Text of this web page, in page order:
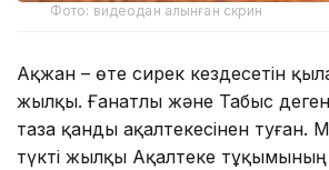
Фото: видеодан алынған скрин
Ақжан – өте сирек кездесетін
жылқы. Ғанатлы және Табыс деген
таза қанды ақалтекесінен туған.
түкті жылқы Ақалтеке тұқымының